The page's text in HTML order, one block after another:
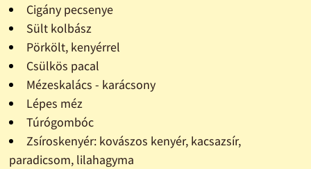
Cigány pecsenye
Sült kolbász
Pörkölt, kenyérrel
Csülkös pacal
Mézeskalács - karácsony
Lépes méz
Túrógombóc
Zsíroskenyér: kovászos kenyér, kacsazsír,
paradicsom, lilahagyma